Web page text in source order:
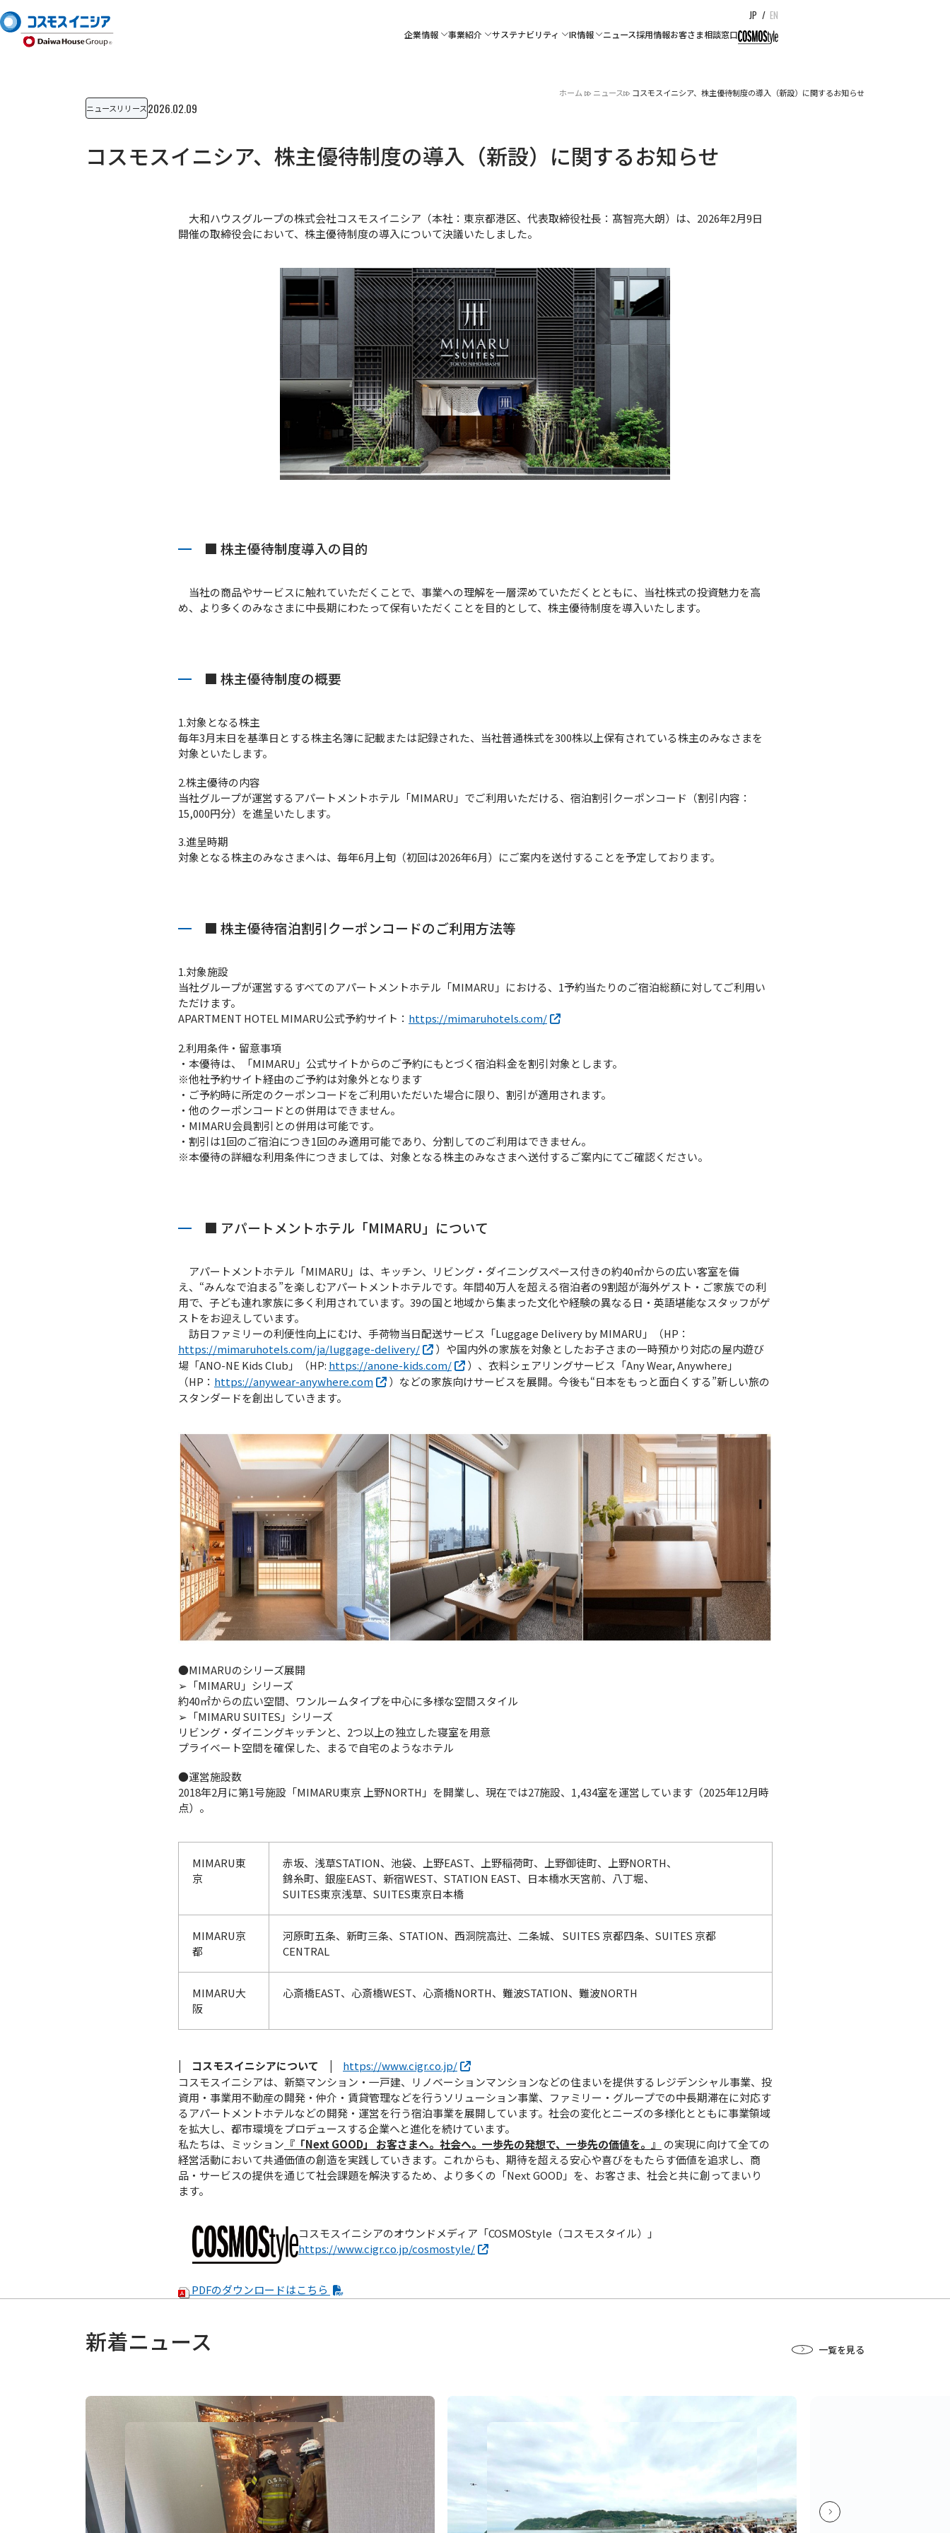
企業情報 事業紹介 サステナビリティ IR情報 ニュース採用情報お客さま相談窓口
JP / EN
ホーム ニュース
コスモスイニシア、株主優待制度の導入（新設）に関するお知らせ
ニュースリリース2026.02.09
コスモスイニシア、株主優待制度の導入（新設）に関するお知らせ
大和ハウスグループの株式会社コスモスイニシア（本社：東京都港区、代表取締役社長：髙智亮大朗）は、2026年2月9日
開催の取締役会において、株主優待制度の導入について決議いたしました。
■ 株主優待制度導入の目的
当社の商品やサービスに触れていただくことで、事業への理解を一層深めていただくとともに、当社株式の投資魅力を高
め、より多くのみなさまに中長期にわたって保有いただくことを目的として、株主優待制度を導入いたします。
■ 株主優待制度の概要
1.対象となる株主
毎年3月末日を基準日とする株主名簿に記載または記録された、当社普通株式を300株以上保有されている株主のみなさまを
対象といたします。
2.株主優待の内容
当社グループが運営するアパートメントホテル「MIMARU」でご利用いただける、宿泊割引クーポンコード（割引内容：
15,000円分）を進呈いたします。
3.進呈時期
対象となる株主のみなさまへは、毎年6月上旬（初回は2026年6月）にご案内を送付することを予定しております。
■ 株主優待宿泊割引クーポンコードのご利用方法等
1.対象施設
当社グループが運営するすべてのアパートメントホテル「MIMARU」における、1予約当たりのご宿泊総額に対してご利用い
ただけます。
APARTMENT HOTEL MIMARU公式予約サイト： https://mimaruhotels.com/
2.利用条件・留意事項
・本優待は、「MIMARU」公式サイトからのご予約にもとづく宿泊料金を割引対象とします。
※他社予約サイト経由のご予約は対象外となります
・ご予約時に所定のクーポンコードをご利用いただいた場合に限り、割引が適用されます。
・他のクーポンコードとの併用はできません。
・MIMARU会員割引との併用は可能です。
・割引は1回のご宿泊につき1回のみ適用可能であり、分割してのご利用はできません。
※本優待の詳細な利用条件につきましては、対象となる株主のみなさまへ送付するご案内にてご確認ください。
■ アパートメントホテル「MIMARU」について
アパートメントホテル「MIMARU」は、キッチン、リビング・ダイニングスペース付きの約40㎡からの広い客室を備
え、“みんなで泊まる”を楽しむアパートメントホテルです。年間40万人を超える宿泊者の9割超が海外ゲスト・ご家族での利
用で、子ども連れ家族に多く利用されています。39の国と地域から集まった文化や経験の異なる日・英語堪能なスタッフがゲ
ストをお迎えしています。
訪日ファミリーの利便性向上にむけ、手荷物当日配送サービス「Luggage Delivery by MIMARU」（HP：
https://mimaruhotels.com/ja/luggage-delivery/
）や国内外の家族を対象としたお子さまの一時預かり対応の屋内遊び
場「ANO-NE Kids Club」（HP: https://anone-kids.com/
）、衣料シェアリングサービス「Any Wear, Anywhere」
（HP： https://anywear-anywhere.com
）などの家族向けサービスを展開。今後も“日本をもっと面白くする”新しい旅の
スタンダードを創出していきます。
●MIMARUのシリーズ展開
➢「MIMARU」シリーズ
約40㎡からの広い空間、ワンルームタイプを中心に多様な空間スタイル
➢「MIMARU SUITES」シリーズ
リビング・ダイニングキッチンと、2つ以上の独立した寝室を用意
プライベート空間を確保した、まるで自宅のようなホテル
●運営施設数
2018年2月に第1号施設「MIMARU東京 上野NORTH」を開業し、現在では27施設、1,434室を運営しています（2025年12月時
点）。
MIMARU東
京
赤坂、浅草STATION、池袋、上野EAST、上野稲荷町、上野御徒町、上野NORTH、
錦糸町、銀座EAST、新宿WEST、STATION EAST、日本橋水天宮前、八丁堀、
SUITES東京浅草、SUITES東京日本橋
MIMARU京
都
河原町五条、新町三条、STATION、西洞院高辻、二条城、 SUITES 京都四条、SUITES 京都
CENTRAL
MIMARU大
阪
心斎橋EAST、心斎橋WEST、心斎橋NORTH、難波STATION、難波NORTH
| コスモスイニシアについて |
https://www.cigr.co.jp/
コスモスイニシアは、新築マンション・一戸建、リノベーションマンションなどの住まいを提供するレジデンシャル事業、投
資用・事業用不動産の開発・仲介・賃貸管理などを行うソリューション事業、ファミリー・グループでの中長期滞在に対応す
るアパートメントホテルなどの開発・運営を行う宿泊事業を展開しています。社会の変化とニーズの多様化とともに事業領域
を拡大し、都市環境をプロデュースする企業へと進化を続けています。
私たちは、ミッション 『「Next GOOD」 お客さまへ。社会へ。⼀歩先の発想で、⼀歩先の価値を。』
の実現に向けて全ての
経営活動において共通価値の創造を実践していきます。これからも、期待を超える安心や喜びをもたらす価値を追求し、商
品・サービスの提供を通じて社会課題を解決するため、より多くの「Next GOOD」を、お客さま、社会と共に創ってまいり
ます。
コスモスイニシアのオウンドメディア「COSMOStyle（コスモスタイル）」
https://www.cigr.co.jp/cosmostyle/
PDFのダウンロードはこちら
新着ニュース 一覧を見る